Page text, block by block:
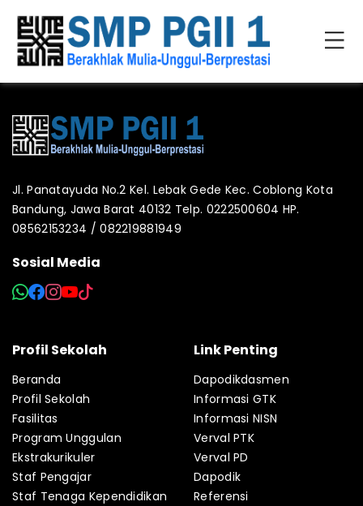
Jl. Panatayuda No.2 Kel. Lebak Gede Kec. Coblong Kota
Bandung, Jawa Barat 40132 Telp. 0222500604 HP.
08562153234 / 082219881949
Sosial Media
Profil Sekolah
Beranda
Profil Sekolah
Fasilitas
Program Unggulan
Ekstrakurikuler
Staf Pengajar
Staf Tenaga Kependidikan
Link Penting
Dapodikdasmen
Informasi GTK
Informasi NISN
Verval PTK
Verval PD
Dapodik
Referensi